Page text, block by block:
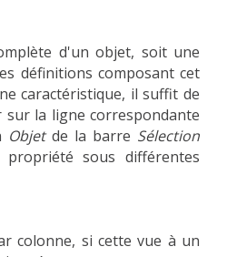
d'un objet, soit une
définitions composant cet
caractéristique, il suffit de
la ligne correspondante
Objetde la barre Sélection
sous différentes
colonne, si cette vue à un